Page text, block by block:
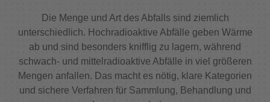
Die Menge und Art des Abfalls sind ziemlich
unterschiedlich. Hochradioaktive Abfälle geben Wärme
ab und sind besonders knifflig zu lagern, während
schwach- und mittelradioaktive Abfälle in viel größeren
Mengen anfallen. Das macht es nötig, klare Kategorien
und sichere Verfahren für Sammlung, Behandlung und